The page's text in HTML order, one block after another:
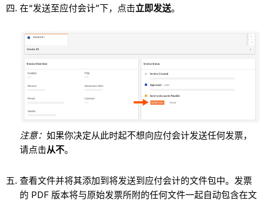
在“发送至应付会计”下，点击立即发送。
注意： 如果你决定从此时起不想向应付会计发送任何发票，
请点击从不。
查看文件并将其添加到将发送到应付会计的文件包中。发票
的 PDF 版本将与原始发票所附的任何文件一起自动包含在文